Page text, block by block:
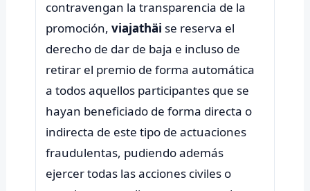
contravengan la transparencia de la
promoción,viajathäi se reserva el
derecho de dar de baja e incluso de
retirar el premio de forma automática
a todos aquellos participantes que se
hayan beneficiado de forma directa o
indirecta de este tipo de actuaciones
fraudulentas, pudiendo además
ejercer todas las acciones civiles o